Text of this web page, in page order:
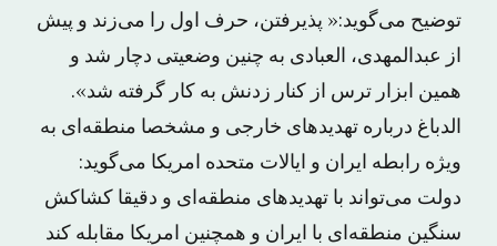
توضیح می‌گوید:« پذیرفتن، حرف اول را می‌زند و پیش
از عبدالمهدی، العبادی به چنین وضعیتی دچار شد و
همین ابزار ترس از کنار زدنش به کار گرفته شد».
الدباغ درباره تهدیدهای خارجی و مشخصا منطقه‌ای به
ویژه رابطه ایران و ایالات متحده امریکا می‌گوید:
دولت می‌تواند با تهدیدهای منطقه‌ای و دقیقا کشاکش
سنگین منطقه‌ای با ایران و همچنین امریکا مقابله کند